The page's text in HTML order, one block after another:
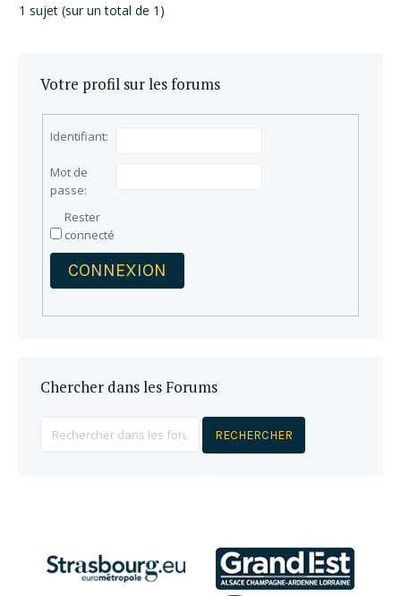
1 sujet (sur un total de 1)
Votre profil sur les forums
Identifiant:
Mot de
passe:
Rester
connecté
CONNEXION
Chercher dans les Forums